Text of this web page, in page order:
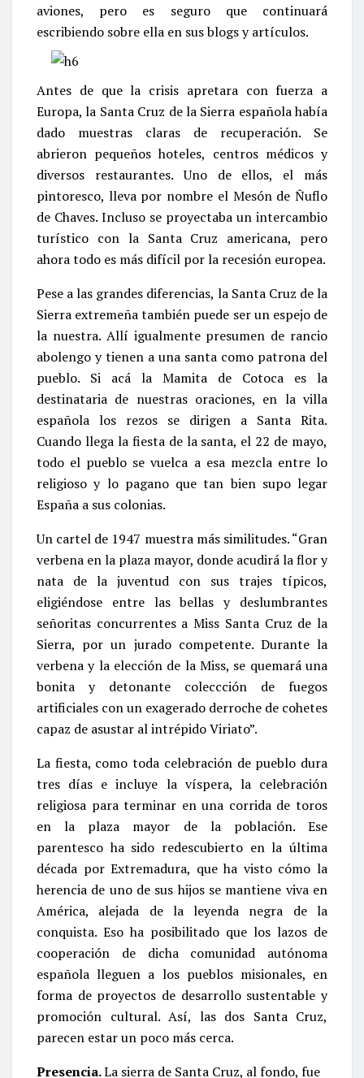
aviones, pero es seguro que continuará
escribiendo sobre ella en sus blogs y artículos.
Antes de que la crisis apretara con fuerza a
Europa, la Santa Cruz de la Sierra española había
dado muestras claras de recuperación. Se
abrieron pequeños hoteles, centros médicos y
diversos restaurantes. Uno de ellos, el más
pintoresco, lleva por nombre el Mesón de Ñuflo
de Chaves. Incluso se proyectaba un intercambio
turístico con la Santa Cruz americana, pero
ahora todo es más difícil por la recesión europea.
Pese a las grandes diferencias, la Santa Cruz de la
Sierra extremeña también puede ser un espejo de
la nuestra. Allí igualmente presumen de rancio
abolengo y tienen a una santa como patrona del
pueblo. Si acá la Mamita de Cotoca es la
destinataria de nuestras oraciones, en la villa
española los rezos se dirigen a Santa Rita.
Cuando llega la fiesta de la santa, el 22 de mayo,
todo el pueblo se vuelca a esa mezcla entre lo
religioso y lo pagano que tan bien supo legar
España a sus colonias.
Un cartel de 1947 muestra más similitudes. “Gran
verbena en la plaza mayor, donde acudirá la flor y
nata de la juventud con sus trajes típicos,
eligiéndose entre las bellas y deslumbrantes
señoritas concurrentes a Miss Santa Cruz de la
Sierra, por un jurado competente. Durante la
verbena y la elección de la Miss, se quemará una
bonita y detonante coleccción de fuegos
artificiales con un exagerado derroche de cohetes
capaz de asustar al intrépido Viriato”.
La fiesta, como toda celebración de pueblo dura
tres días e incluye la víspera, la celebración
religiosa para terminar en una corrida de toros
en la plaza mayor de la población. Ese
parentesco ha sido redescubierto en la última
década por Extremadura, que ha visto cómo la
herencia de uno de sus hijos se mantiene viva en
América, alejada de la leyenda negra de la
conquista. Eso ha posibilitado que los lazos de
cooperación de dicha comunidad autónoma
española lleguen a los pueblos misionales, en
forma de proyectos de desarrollo sustentable y
promoción cultural. Así, las dos Santa Cruz,
parecen estar un poco más cerca.
Presencia.La sierra de Santa Cruz, al fondo, fue